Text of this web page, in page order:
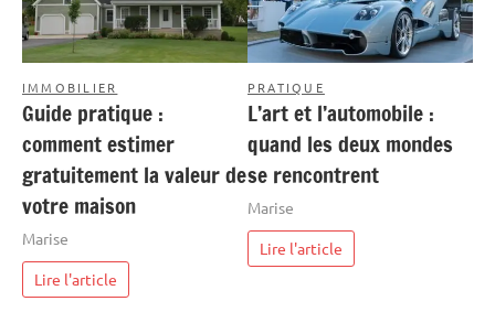
IMMOBILIER
Guide pratique :
comment estimer
gratuitement la valeur de
votre maison
Marise
Lire l'article
PRATIQUE
L’art et l’automobile :
quand les deux mondes
se rencontrent
Marise
Lire l'article